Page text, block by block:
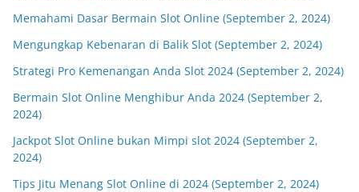
Memahami Dasar Bermain Slot Online (September 2, 2024)
Mengungkap Kebenaran di Balik Slot (September 2, 2024)
Strategi Pro Kemenangan Anda Slot 2024 (September 2, 2024)
Bermain Slot Online Menghibur Anda 2024 (September 2,
2024)
Jackpot Slot Online bukan Mimpi slot 2024 (September 2,
2024)
Tips Jitu Menang Slot Online di 2024 (September 2, 2024)